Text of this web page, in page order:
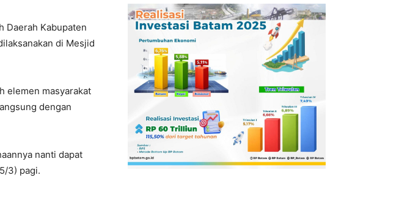
Daerah Kabupaten
di Mesjid
elemen masyarakat
dengan
nanti dapat
3) pagi.